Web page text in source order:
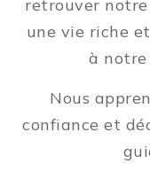
retrouver
une vie riche
à notre
Nous
confiance et